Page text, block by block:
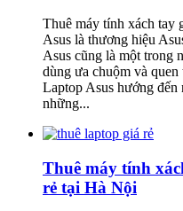
Thuê máy tính xách tay
Asus là thương hiệu
Asus cũng là một trong
dùng ưa chuộm và
Laptop Asus hướng đến
những...
Thuê máy tính
rẻ tại Hà Nội